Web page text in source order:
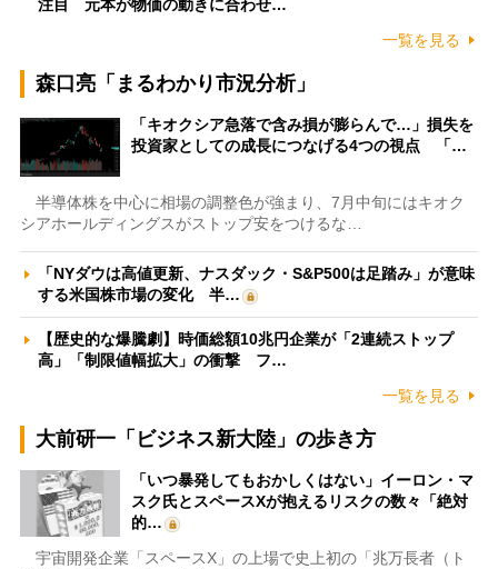
注目 元本が物価の動きに合わせ…
一覧を見る
森口亮「まるわかり市況分析」
「キオクシア急落で含み損が膨らんで…」損失を
投資家としての成長につなげる4つの視点 「…
半導体株を中心に相場の調整色が強まり、7月中旬にはキオク
シアホールディングスがストップ安をつけるな…
「NYダウは高値更新、ナスダック・S&P500は足踏み」が意味
する米国株市場の変化 半…
【歴史的な爆騰劇】時価総額10兆円企業が「2連続ストップ
高」「制限値幅拡大」の衝撃 フ…
一覧を見る
大前研一「ビジネス新大陸」の歩き方
「いつ暴発してもおかしくはない」イーロン・マ
スク氏とスペースXが抱えるリスクの数々「絶対
的…
宇宙開発企業「スペースX」の上場で史上初の「兆万長者（ト